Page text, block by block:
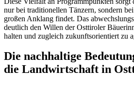
nur bei traditionellen Tänzern, sondern
großen Anklang findet. Das
deutlich den Willen der Osttiroler
halten und zugleich zukunftsorientiert zu
Die nachhaltige
die Landwirtschaft in